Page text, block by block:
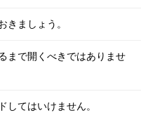
きましょう。
まで開くべきではありませ
してはいけません。